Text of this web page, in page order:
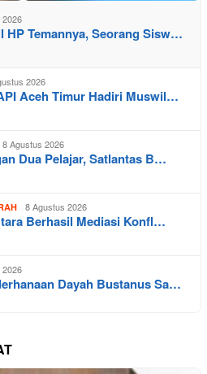
HP Temannya, Seorang Sisw…
2026
Aceh Timur Hadiri Muswil…
8 Agustus 2026
Dua Pelajar, Satlantas B…
8 Agustus 2026
Berhasil Mediasi Konfl…
Dayah Bustanus Sa…